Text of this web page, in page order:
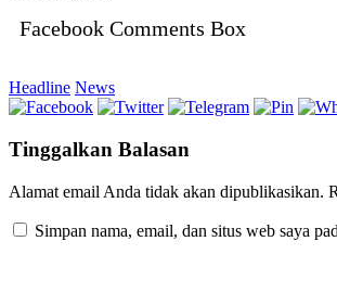
Facebook Comments Box
Headline News
Tinggalkan Balasan
Alamat email Anda tidak akan dipublikasikan.
Simpan nama, email, dan situs web saya